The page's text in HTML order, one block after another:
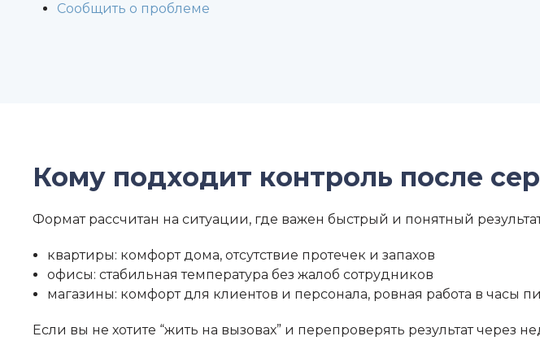
Сообщить о проблеме
Кому подходит контроль после
Формат рассчитан на ситуации, где важен быстрый и понятный
квартиры: комфорт дома, отсутствие протечек и запахов
офисы: стабильная температура без жалоб сотрудников
магазины: комфорт для клиентов и персонала, ровная работа в часы
Если вы не хотите “жить на вызовах” и перепроверять результат через